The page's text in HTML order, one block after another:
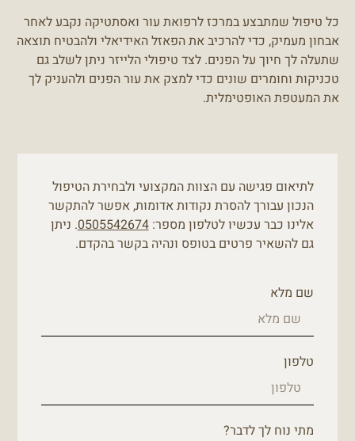
כל טיפול שמתבצע במרכז לרפואת עור ואסתטיקה נקבע לאחר
אבחון מעמיק, כדי להרכיב את הפאזל האידיאלי ולהבטיח תוצאה
שתעלה לך חיוך על הפנים. לצד טיפולי הלייזר ניתן לשלב גם
טכניקות וחומרים שונים כדי למצק את עור הפנים ולהעניק לך
את המעטפת האופטימלית.
לתיאום פגישה עם הצוות המקצועי ולבחירת הטיפול
הנכון עבורך להסרת נקודות אדומות, אפשר להתקשר
אלינו כבר עכשיו לטלפון מספר:0505542674. ניתן
גם להשאיר פרטים בטופס ונהיה בקשר בהקדם.
שם מלא
טלפון
מתי נוח לך לדבר?